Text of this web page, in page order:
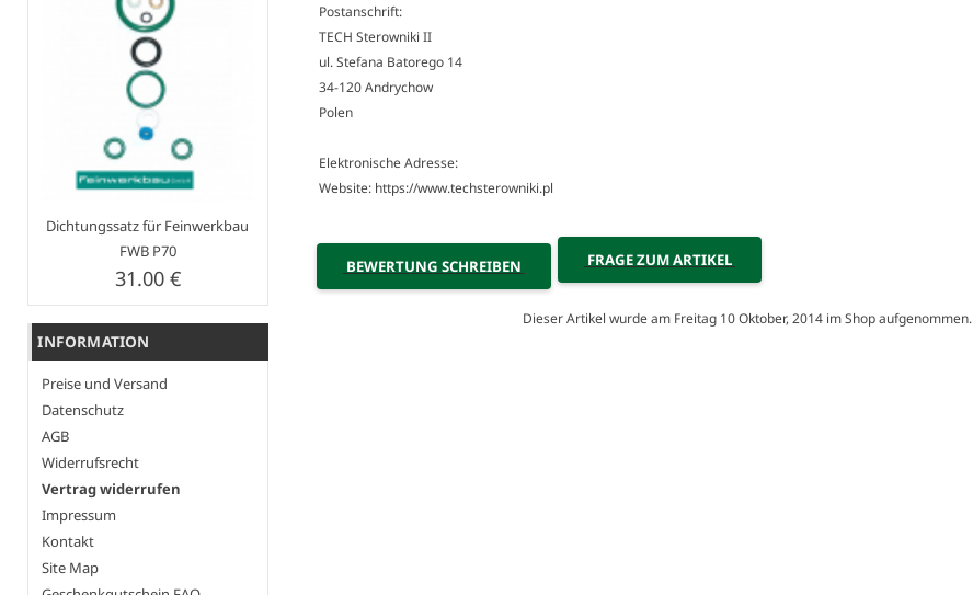
Dichtungssatz für Feinwerkbau
FWB P70
31.00 €
INFORMATION
Preise und Versand
Datenschutz
AGB
Widerrufsrecht
Vertrag widerrufen
Impressum
Kontakt
Site Map
Postanschrift:
TECH Sterowniki II
ul. Stefana Batorego 14
34-120 Andrychow
Polen
Elektronische Adresse:
Website: https://www.techsterowniki.pl
FRAGE ZUM ARTIKEL
BEWERTUNG SCHREIBEN
Dieser Artikel wurde am Freitag 10 Oktober, 2014 im Shop aufgenommen.